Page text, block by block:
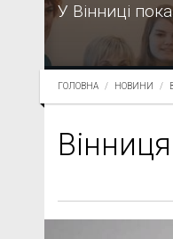
У Вінниці
ГОЛОВНА НОВИНИ